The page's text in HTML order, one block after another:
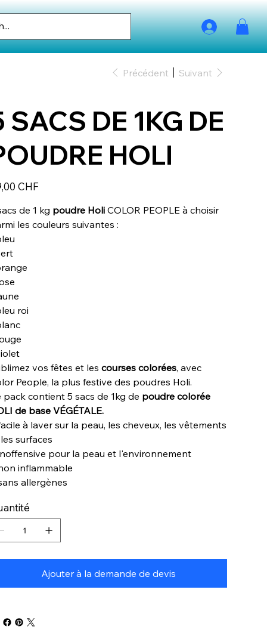
Précédent Suivant
SACS DE 1KG DE
HOLI
CHF
de 1 kg poudre HoliCOLOR PEOPLE à choisir
les couleurs suivantes :
roi
vos fêtes et les courses colorées, avec
People, la plus festive des poudres Holi.
pack contient 5 sacs de 1kg de poudre colorée
de base VÉGÉTALE.
à laver sur la peau, les cheveux, les vêtements
surfaces
pour la peau et l'environnement
inflammable
allergènes
Ajouter à la demande de devis